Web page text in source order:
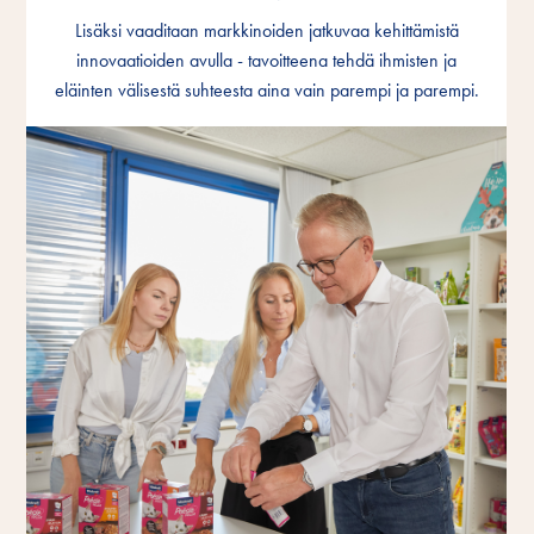
Lisäksi vaaditaan markkinoiden jatkuvaa kehittämistä
innovaatioiden avulla - tavoitteena tehdä ihmisten ja
eläinten välisestä suhteesta aina vain parempi ja parempi.
Lisäksi vaaditaan markkinoiden jatkuvaa kehittämistä
innovaatioiden avulla - tavoitteena tehdä ihmisten ja
eläinten välisestä suhteesta aina vain parempi ja parempi.
Lisäksi vaaditaan markkinoiden jatkuvaa kehittämistä
innovaatioiden avulla - tavoitteena tehdä ihmisten ja
eläinten välisestä suhteesta aina vain parempi ja parempi.